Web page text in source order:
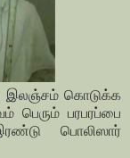
இலஞ்சம் கொடுக்க
பெரும் பரபரப்பை
பொலிஸார்